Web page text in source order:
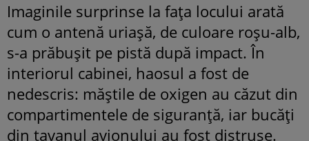
Imaginile surprinse la fața locului arată
cum o antenă uriașă, de culoare roșu-alb,
s-a prăbușit pe pistă după impact. În
interiorul cabinei, haosul a fost de
nedescris: măștile de oxigen au căzut din
compartimentele de siguranță, iar bucăți
din tavanul avionului au fost distruse.